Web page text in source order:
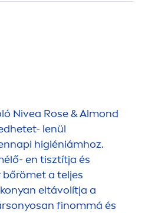
Nivea Rose& Almond
lenül
higiéniámhoz.
en tisztítja és
a teljes
eltávolítja a
finommá és